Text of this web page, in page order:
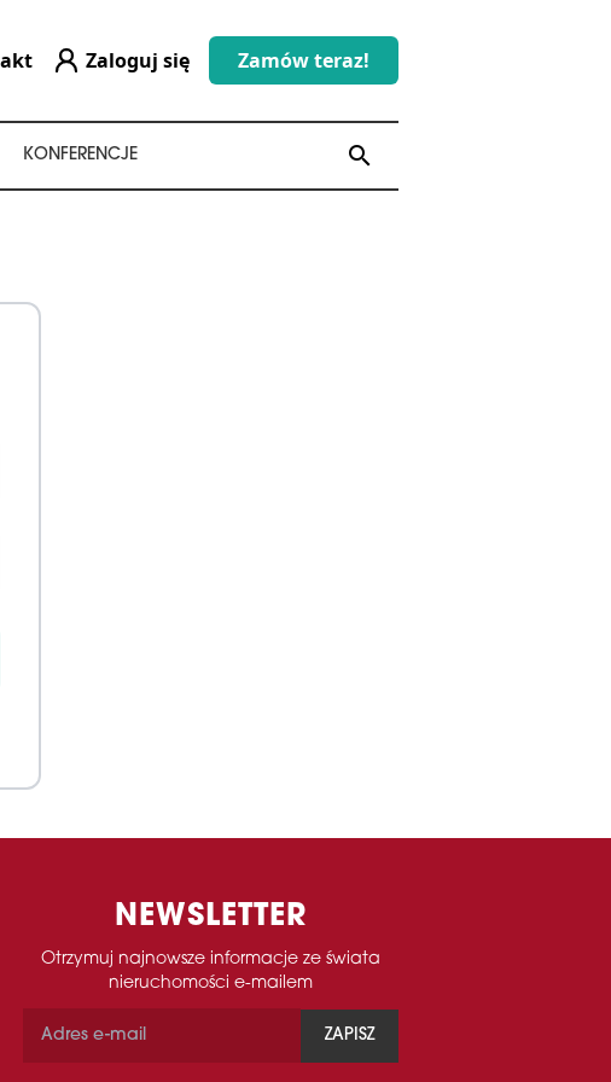
Zaloguj się Zamów teraz!
KONFERENCJE search
NEWSLETTER
Otrzymuj najnowsze informacje ze świata
nieruchomości e-mailem
ZAPISZ